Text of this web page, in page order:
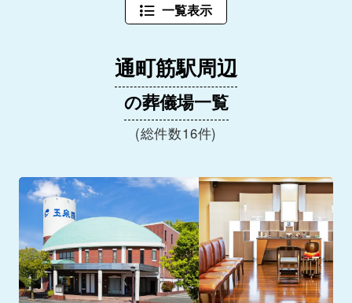
一覧表示
通町筋駅周辺
の葬儀場一覧
(総件数16件)